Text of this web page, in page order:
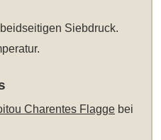
Siebdruck.
Charentes Flagge bei